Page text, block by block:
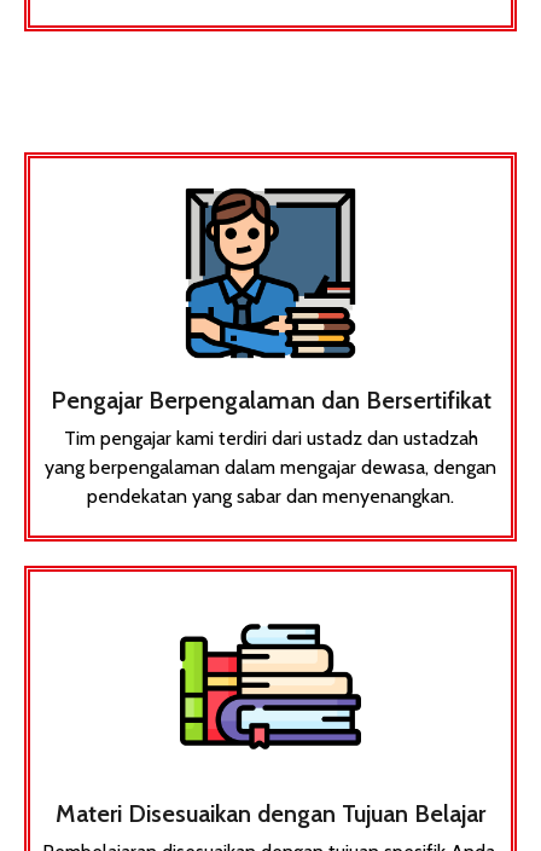
Pengajar Berpengalaman dan Bersertifikat
Tim pengajar kami terdiri dari ustadz dan ustadzah
yang berpengalaman dalam mengajar dewasa, dengan
pendekatan yang sabar dan menyenangkan.​
Materi Disesuaikan dengan Tujuan Belajar